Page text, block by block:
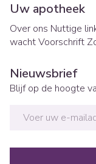
Uw apotheek
Over ons Nuttige
wachtVoorschrift
Nieuwsbrief
Blijf op de hoogte